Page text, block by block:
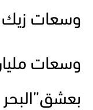
وسعات زيك
وسعات
بعشق”البحر